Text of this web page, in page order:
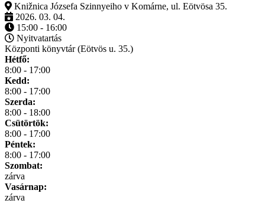
Knižnica Józsefa Szinnyeiho v Komárne, ul. Eötvösa 35.
2026. 03. 04.
15:00 - 16:00
Nyitvatartás
Központi könyvtár (Eötvös u. 35.)
Hétfő:
8:00 - 17:00
Kedd:
8:00 - 17:00
Szerda:
8:00 - 18:00
Csütörtök:
8:00 - 17:00
Péntek:
8:00 - 17:00
Szombat:
zárva
Vasárnap:
zárva